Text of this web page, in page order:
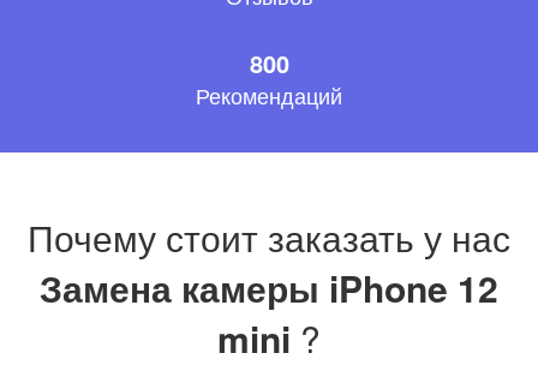
800
Рекомендаций
Почему стоит заказать у нас
Замена камеры iPhone 12
mini ?